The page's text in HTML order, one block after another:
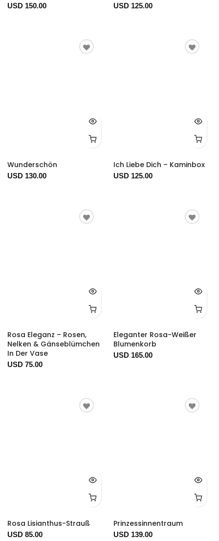
USD 150.00 USD 125.00
Wunderschön
USD 130.00
Ich Liebe Dich – Kaminbox
USD 125.00
Rosa Eleganz – Rosen,
Nelken & Gänseblümchen
In Der Vase
USD 75.00
Eleganter Rosa-Weißer
Blumenkorb
USD 165.00
Rosa Lisianthus-Strauß
USD 85.00
Prinzessinnentraum
USD 139.00